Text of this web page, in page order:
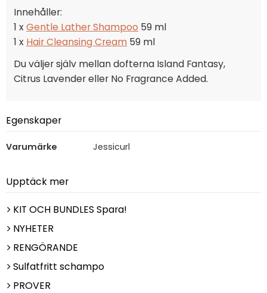
Innehåller:
1 xGentle Lather Shampoo 59 ml
1 x Hair Cleansing Cream 59 ml
Du väljer själv mellan dofterna Island Fantasy,
Citrus Lavender eller No Fragrance Added.
Egenskaper
Varumärke Jessicurl
Upptäck mer
KIT OCH BUNDLES Spara!
NYHETER
RENGÖRANDE
Sulfatfritt schampo
PROVER